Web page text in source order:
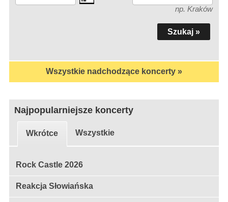
np. Kraków
Wszystkie nadchodzące koncerty »
Najpopularniejsze koncerty
Wkrótce Wszystkie
Rock Castle 2026
Reakcja Słowiańska